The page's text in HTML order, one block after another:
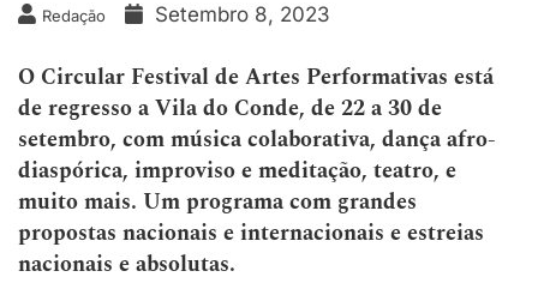
Redação Setembro 8, 2023
O Circular Festival de Artes Performativas está
de regresso a Vila do Conde, de 22 a 30 de
setembro, com música colaborativa, dança afro-
diaspórica, improviso e meditação, teatro, e
muito mais. Um programa com grandes
propostas nacionais e internacionais e estreias
nacionais e absolutas.